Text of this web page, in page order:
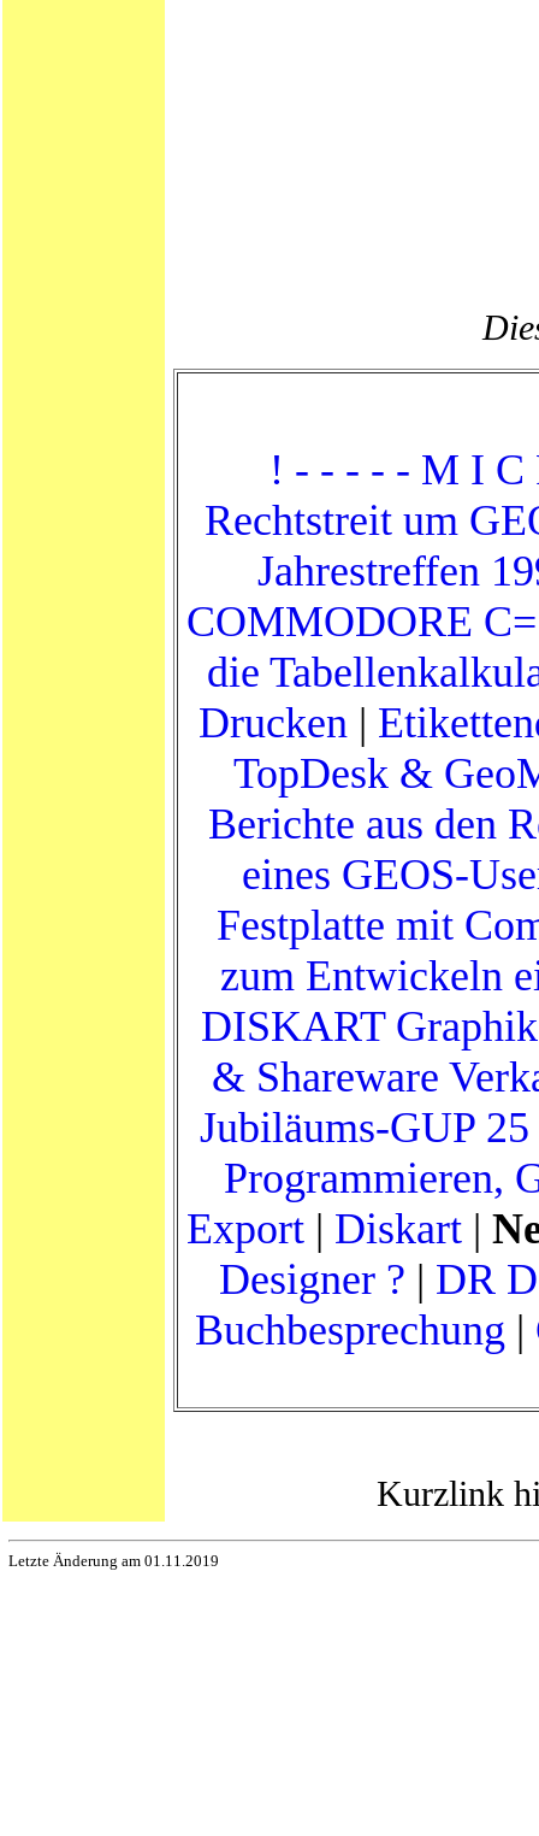
! - - - - - M I
Rechtstreit um
Jahrestreffen
COMMODORE
die
Drucken |
TopDesk &
Berichte aus den
eines GEOS-
Festplatte mit
zum Entwickeln
DISKART
& Shareware
Jubiläums-GUP 25
Programmieren,
Export| Diskart|
Designer ? | DR
Buchbesprechung |
Kurzlink
Letzte Änderung am 01.11.2019